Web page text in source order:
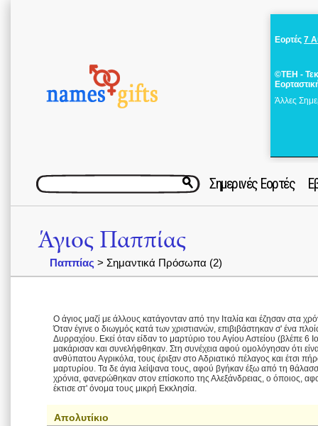
Εορτές 7
©ΤΕΗ -
Άλλες
Σημερινές Εορτές
Άγιος Παππίας
Παππίας > Σημαντικά Πρόσωπα (2)
Ο άγιος μαζί με άλλους κατάγονταν από την Ιταλία και έζησαν στα
Όταν έγινε ο διωγμός κατά των χριστιανών, επιβιβάστηκαν σ' ένα
Δυρραχίου. Εκεί όταν είδαν το μαρτύριο του Αγίου Αστείου (βλέπε 6
μακάρισαν και συνελήφθηκαν. Στη συνέχεια αφού ομολόγησαν ότι
ανθύπατου Αγρικόλα, τους έριξαν στο Αδριατικό πέλαγος και έτσι
μαρτυρίου. Τα δε άγια λείψανα τους, αφού βγήκαν έξω από τη
χρόνια, φανερώθηκαν στον επίσκοπο της Αλεξάνδρειας, ο όποιος,
έκτισε στ' όνομα τους μικρή Εκκλησία.
Απολυτίκιο